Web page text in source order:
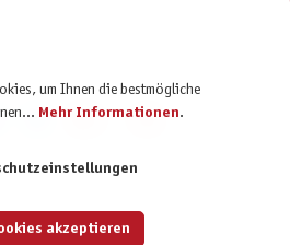
um Ihnen die bestmögliche
Mehr Informationen.
akzeptieren